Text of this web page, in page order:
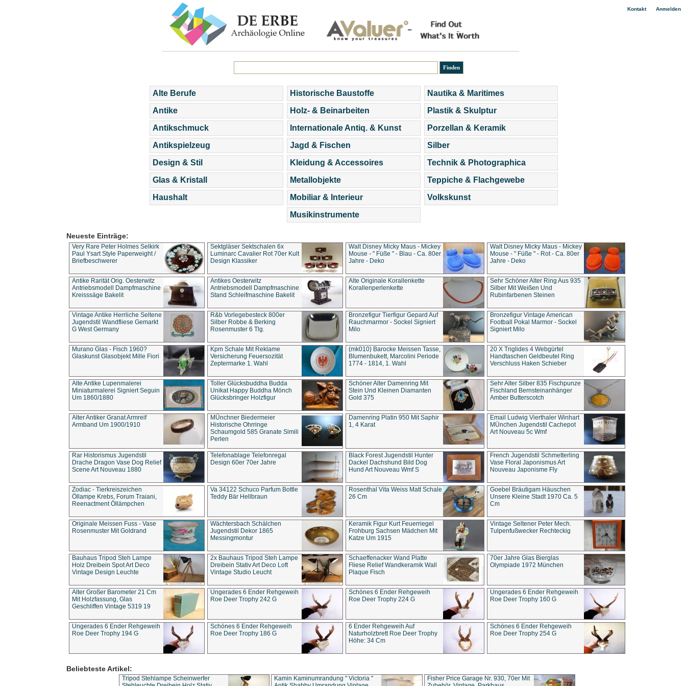
Kontakt| Anmelden
Alte Berufe
Antike
Antikschmuck
Antikspielzeug
Design & Stil
Glas & Kristall
Haushalt
Historische Baustoffe
Holz- & Beinarbeiten
Internationale Antiq. & Kunst
Jagd & Fischen
Kleidung & Accessoires
Metallobjekte
Mobiliar & Interieur
Musikinstrumente
Nautika & Maritimes
Plastik & Skulptur
Porzellan & Keramik
Silber
Technik & Photographica
Teppiche & Flachgewebe
Volkskunst
Neueste Einträge:
Very Rare Peter Holmes Selkirk
Paul Ysart Style Paperweight /
Briefbeschwerer
Sektgläser Sektschalen 6x
Luminarc Cavalier Rot 70er Kult
Design Klassiker
Walt Disney Micky Maus - Mickey
Mouse - " Füße " - Blau - Ca. 80er
Jahre - Deko
Walt Disney Micky Maus - Mickey
Mouse - " Füße " - Rot - Ca. 80er
Jahre - Deko
Antike Rarität Orig. Oesterwitz
Antriebsmodell Dampfmaschine
Kreisssäge Bakelit
Antikes Oesterwitz
Antriebsmodell Dampfmaschine
Stand Schleifmaschine Bakelit
Alte Originale Korallenkette
Korallenperlenkette
Sehr Schöner Alter Ring Aus 935
Silber Mit Weißen Und
Rubinfarbenen Steinen
Vintage Antike Herrliche Seltene
Jugendstil Wandfliese Gemarkt
G West Germany
R&b Vorlegebesteck 800er
Silber Robbe & Berking
Rosenmuster 6 Tlg.
Bronzefigur Tierfigur Gepard Auf
Rauchmarmor - Sockel Signiert
Milo
Bronzefigur Vintage American
Football Pokal Marmor - Sockel
Signiert Milo
Murano Glas - Fisch 1960?
Glaskunst Glasobjekt Mille Fiori
Kpm Schale Mit Reklame
Versicherung Feuersozität
Zeptermarke 1. Wahl
(mk010) Barocke Meissen Tasse,
Blumenbukett, Marcolini Periode
1774 - 1814, 1. Wahl
20 X Triglides 4 Webgürtel
Handtaschen Geldbeutel Ring
Verschluss Haken Schieber
Alte Antike Lupenmalerei
Miniaturmalerei Signiert Seguin
Um 1860/1880
Toller Glücksbuddha Budda
Unikat Happy Buddha Mönch
Glücksbringer Holzfigur
Schöner Alter Damenring Mit
Stein Und Kleinen Diamanten
Gold 375
Sehr Alter Silber 835 Fischpunze
Fischland Bernsteinanhänger
Amber Butterscotch
Alter Antiker Granat Armreif
Armband Um 1900/1910
MÜnchner Biedermeier
Historische Ohrringe
Schaumgold 585 Granate Simili
Perlen
Damenring Platin 950 Mit Saphir
1, 4 Karat
Email Ludwig Vierthaler Winhart
MÜnchen Jugendstil Cachepot
Art Nouveau 5c Wmf
Rar Historismus Jugendstil
Drache Dragon Vase Dog Relief
Scene Art Nouveau 1880
Telefonablage Telefonregal
Design 60er 70er Jahre
Black Forest Jugendstil Hunter
Dackel Dachshund Bild Dog
Hund Art Nouveau Wmf S
French Jugendstil Schmetterling
Vase Floral Japonismus Art
Nouveau Japonisme Fly
Zodiac - Tierkreiszeichen
Öllampe Krebs, Forum Traiani,
Reenactment Öllämpchen
Va 34122 Schuco Parfum Bottle
Teddy Bär Hellbraun
Rosenthal Vita Weiss Matt Schale
26 Cm
Goebel Bräutigam Häuschen
Unsere Kleine Stadt 1970 Ca. 5
Cm
Originale Meissen Fuss - Vase
Rosenmuster Mit Goldrand
Wächtersbach Schälchen
Jugendstil Dekor 1865
Messingmontur
Keramik Figur Kurt Feuerriegel
Frohburg Sachsen Mädchen Mit
Katze Um 1915
Vintage Seltener Peter Mech.
Tulpenfußwecker Rechteckig
Bauhaus Tripod Steh Lampe
Holz Dreibein Spot Art Deco
Vintage Design Leuchte
2x Bauhaus Tripod Steh Lampe
Dreibein Stativ Art Deco Loft
Vintage Studio Leucht
Schaeffenacker Wand Platte
Fliese Relief Wandkeramik Wall
Plaque Fisch
70er Jahre Glas Bierglas
Olympiade 1972 München
Alter Großer Barometer 21 Cm
Mit Holzfassung, Glas
Geschliffen Vintage 5319 19
Ungerades 6 Ender Rehgeweih
Roe Deer Trophy 242 G
Schönes 6 Ender Rehgeweih
Roe Deer Trophy 224 G
Ungerades 6 Ender Rehgeweih
Roe Deer Trophy 160 G
Ungerades 6 Ender Rehgeweih
Roe Deer Trophy 194 G
Schönes 6 Ender Rehgeweih
Roe Deer Trophy 186 G
6 Ender Rehgeweih Auf
Naturholzbrett Roe Deer Trophy
Höhe: 34 Cm
Schönes 6 Ender Rehgeweih
Roe Deer Trophy 254 G
Beliebteste Artikel:
Tripod Stehlampe Scheinwerfer
Kamin Kaminumrandung " Victoria "
Fisher Price Garage Nr. 930, 70er Mit